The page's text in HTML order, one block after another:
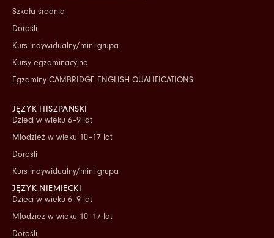
Szkoła średnia
Dorośli
Kurs indywidualny/mini grupa
Kursy egzaminacyjne
Egzaminy CAMBRIDGE ENGLISH QUALIFICATIONS
JĘZYK HISZPAŃSKI
Dzieci w wieku 6–9 lat
Młodzież w wieku 10–17 lat
Dorośli
Kurs indywidualny/mini grupa
JĘZYK NIEMIECKI
Dzieci w wieku 6–9 lat
Młodzież w wieku 10–17 lat
Dorośli